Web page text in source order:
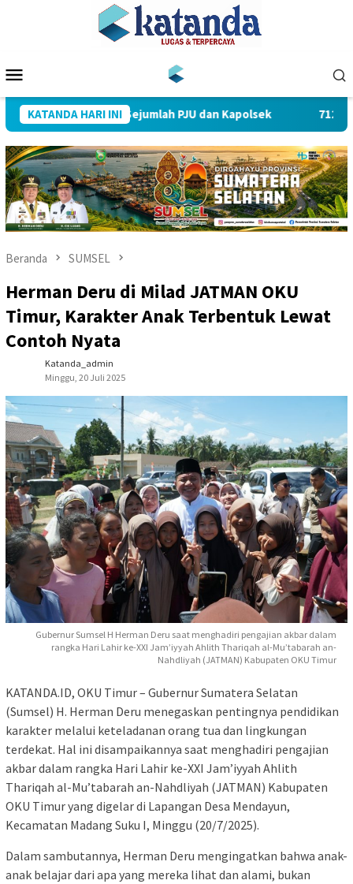
Mobile
KATANDA HARI INI
Sertijab Sejumlah PJU dan Kapolsek 712 Pegawai
Beranda SUMSEL
Herman Deru di Milad JATMAN OKU
Timur, Karakter Anak Terbentuk Lewat
Contoh Nyata
Katanda_admin
Minggu, 20 Juli 2025
Gubernur Sumsel H Herman Deru saat menghadiri pengajian akbar dalam
rangka Hari Lahir ke-XXI Jam’iyyah Ahlith Thariqah al-Mu’tabarah an-
Nahdliyah (JATMAN) Kabupaten OKU Timur
KATANDA.ID, OKU Timur – Gubernur Sumatera Selatan
(Sumsel) H. Herman Deru menegaskan pentingnya pendidikan
karakter melalui keteladanan orang tua dan lingkungan
terdekat. Hal ini disampaikannya saat menghadiri pengajian
akbar dalam rangka Hari Lahir ke-XXI Jam’iyyah Ahlith
Thariqah al-Mu’tabarah an-Nahdliyah (JATMAN) Kabupaten
OKU Timur yang digelar di Lapangan Desa Mendayun,
Kecamatan Madang Suku I, Minggu (20/7/2025).
Dalam sambutannya, Herman Deru mengingatkan bahwa anak-
anak belajar dari apa yang mereka lihat dan alami, bukan